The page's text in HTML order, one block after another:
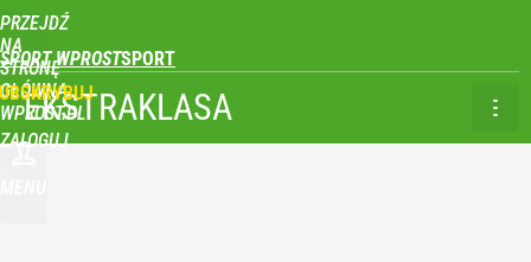
PRZEJDŹ
NA
STRONĘ
GŁÓWNĄ
WPROST.PL
SPORT WPROST
ZALOGUJ
EKSTRAKLASA